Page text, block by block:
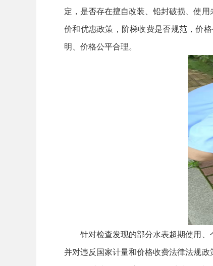
定，是否存在擅自改装、铅封破损、使
价和优惠政策，阶梯收费是否规范，价
明、价格公平合理。
针对检查发现的部分水表超期使用、
并对违反国家计量和价格收费法律法规